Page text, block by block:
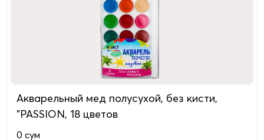
Акварельный мед полусухой, без кисти,
"PASSION, 18 цветов
0 сум